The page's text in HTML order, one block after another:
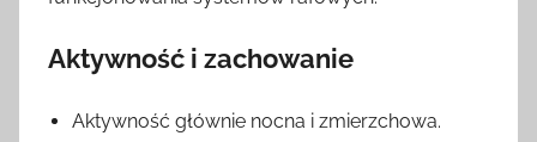
Aktywność i zachowanie
Aktywność głównie nocna i zmierzchowa.